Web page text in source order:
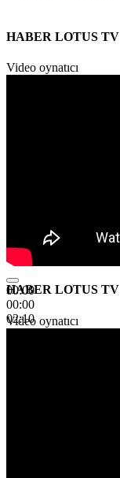
HABER LOTUS TV
Video oynatıcı
00:00
00:00
02:10
HABER LOTUS TV
Video oynatıcı